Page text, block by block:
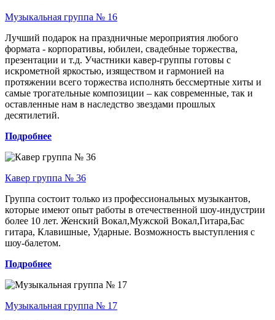
Музыкальная группа № 16
Лучший подарок на праздничные мероприятия любого
формата - корпоративы, юбилеи, свадебные торжества,
презентации и т.д. Участники кавер-группы готовы с
искрометной яркостью, изяществом и гармонией на
протяжении всего торжества исполнять бессмертные хиты и
самые трогательные композиции – как современные, так и
оставленные нам в наследство звездами прошлых
десятилетий.
Подробнее
Кавер группа № 36
Группа состоит только из профессиональных музыкантов,
которые имеют опыт работы в отечественной шоу-индустрии
более 10 лет. Женский Вокал,Мужской Вокал,Гитара,Бас
гитара, Клавишные, Ударные. Возможность выступления с
шоу-балетом.
Подробнее
Музыкальная группа № 17